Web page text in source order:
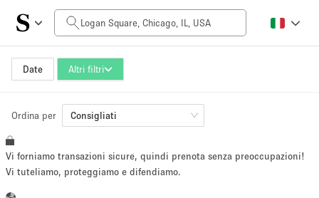
Date Altri filtri
Prezzo al giorno
$0
Dimensioni dello spazio
5000+ sq ft
~ 13 persone
Ordina per Consigliati
Vi forniamo transazioni sicure, quindi prenota senza preoccupazioni!
Vi tuteliamo, proteggiamo e difendiamo.